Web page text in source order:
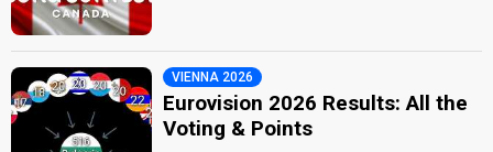
VIENNA 2026
Eurovision 2026 Results: All the
Voting & Points